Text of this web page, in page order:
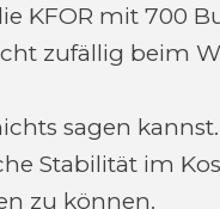
KFOR mit 700
zufällig beim
sagen
Stabilität im
zu können.